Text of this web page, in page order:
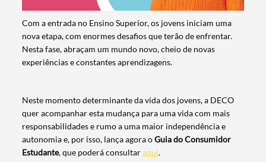
Com a entrada no Ensino Superior, os jovens iniciam uma
nova etapa, com enormes desafios que terão de enfrentar.
Nesta fase, abraçam um mundo novo, cheio de novas
experiências e constantes aprendizagens.
Neste momento determinante da vida dos jovens, a DECO
quer acompanhar esta mudança para uma vida com mais
responsabilidades e rumo a uma maior independência e
autonomia e, por isso, lança agora oGuia do Consumidor
Estudante, que poderá consultaraqui.